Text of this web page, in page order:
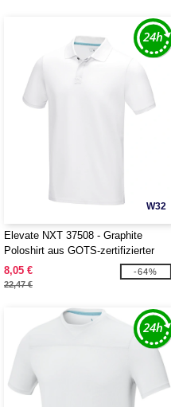
W32
Elevate NXT 37508 - Graphite
Poloshirt aus GOTS-zertifizierter
Bio-Baumwolle für Herren
8,05 €
22,47 €
-64%